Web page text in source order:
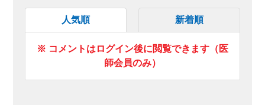
人気順 新着順
※ コメントはログイン後に閲覧できます（医
師会員のみ）